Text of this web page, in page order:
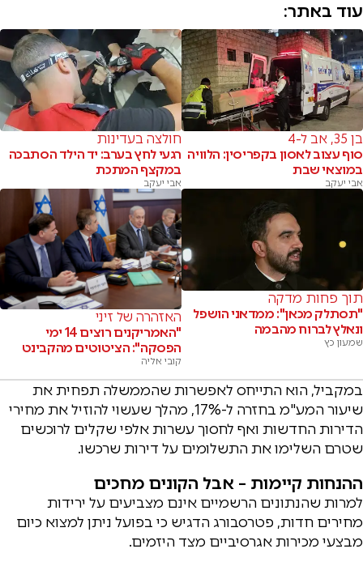
עוד באתר:
בן 35, אב ל-4
סוף עצוב לאסון בקפריסין: הלוויה
במוצאי שבת
אבי יעקב
חולצה בעדינות
רגעי לחץ בערב: יד הילד הסתבכה
במקצף המתכת
אבי יעקב
תוך פחות מדקה
"תסתלק מכאן": ממדאני הושפל
ונאלץ לברוח מהבמה
שמעון כץ
האזהרה של זיני
"האמריקנים רוצים 14 ימי
הפסקה": הציטוטים מהקבינט
קובי אליה
במקביל, הוא התייחס לאפשרות שהממשלה תפחית את
שיעור המע"מ בחזרה ל-17%, מהלך שעשוי להוזיל את מחירי
הדירות החדשות ואף לחסוך עשרות אלפי שקלים לרוכשים
שטרם השלימו את התשלומים על דירות שרכשו.
ההנחות קיימות – אבל הקונים מחכים
למרות שהנתונים הרשמיים אינם מצביעים על ירידות
מחירים חדות, פטרסבורג הדגיש כי בפועל ניתן למצוא כיום
מבצעי מכירות אגרסיביים מצד היזמים.